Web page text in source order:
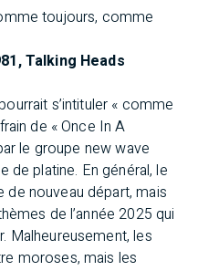
toujours, comme
Talking Heads
s’intituler « comme
de « Once In A
le groupe new wave
de platine. En général, le
nouveau départ, mais
de l’année 2025 qui
Malheureusement, les
moroses, mais les